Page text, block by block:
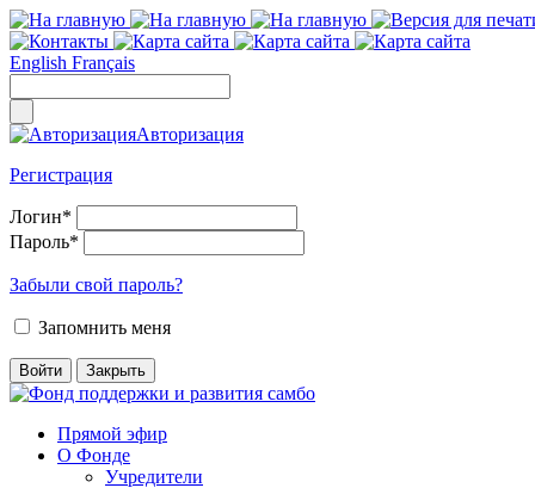
English Français
Авторизация
Регистрация
Логин*
Пароль*
Забыли свой пароль?
Запомнить меня
Прямой эфир
О Фонде
Учредители